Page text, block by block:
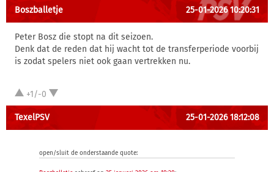
Boszballetje 25-01-2026 10:20:31
Peter Bosz die stopt na dit seizoen.
Denk dat de reden dat hij wacht tot de transferperiode voorbij
is zodat spelers niet ook gaan vertrekken nu.
+1/-0
TexelPSV 25-01-2026 18:12:08
open/sluit de onderstaande quote: